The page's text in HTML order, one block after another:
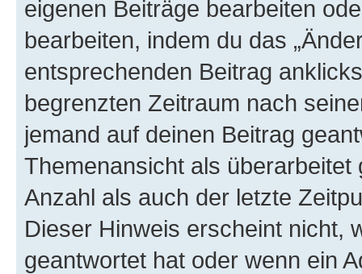
eigenen Beiträge bearbeiten
bearbeiten, indem du das
entsprechenden Beitrag
begrenzten Zeitraum nach
jemand auf deinen Beitrag
Themenansicht als
Anzahl als auch der letzte
Dieser Hinweis erscheint nicht,
geantwortet hat oder wenn ein